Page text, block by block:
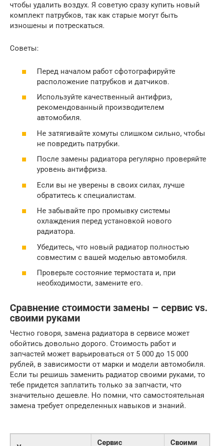
чтобы удалить воздух. Я советую сразу купить новый
комплект патрубков, так как старые могут быть
изношены и потрескаться.
Советы:
Перед началом работ сфотографируйте
расположение патрубков и датчиков.
Используйте качественный антифриз,
рекомендованный производителем
автомобиля.
Не затягивайте хомуты слишком сильно, чтобы
не повредить патрубки.
После замены радиатора регулярно проверяйте
уровень антифриза.
Если вы не уверены в своих силах, лучше
обратитесь к специалистам.
Не забывайте про промывку системы
охлаждения перед установкой нового
радиатора.
Убедитесь, что новый радиатор полностью
совместим с вашей моделью автомобиля.
Проверьте состояние термостата и, при
необходимости, замените его.
Сравнение стоимости замены – сервис vs.
своими руками
Честно говоря, замена радиатора в сервисе может
обойтись довольно дорого. Стоимость работ и
запчастей может варьироваться от 5 000 до 15 000
рублей, в зависимости от марки и модели автомобиля.
Если ты решишь заменить радиатор своими руками, то
тебе придется заплатить только за запчасти, что
значительно дешевле. Но помни, что самостоятельная
замена требует определенных навыков и знаний.
Сервис Своими